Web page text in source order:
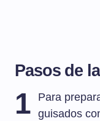
Pasos de
1
Para
guisados